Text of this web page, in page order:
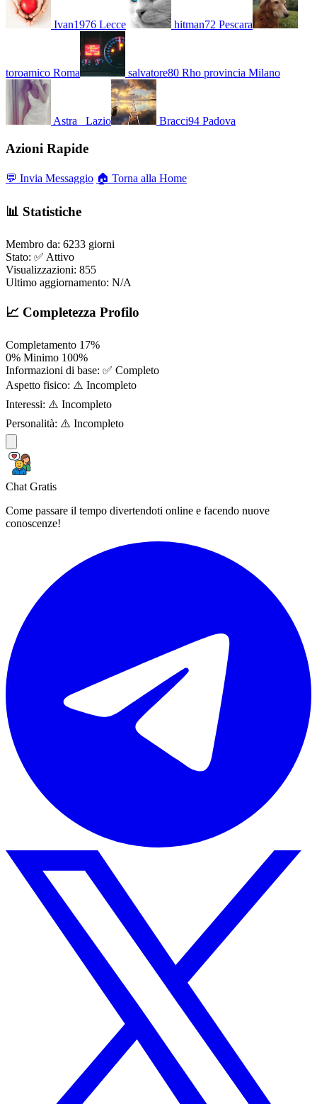
Ivan1976 Lecce hitman72 Pescara
toroamico Roma salvatore80 Rho provincia Milano
Astra_ Lazio Bracci94 Padova
Azioni Rapide
💬 Invia Messaggio 🏠 Torna alla Home
📊 Statistiche
Membro da: 6233 giorni
Stato: ✅ Attivo
Visualizzazioni: 855
Ultimo aggiornamento: N/A
📈 Completezza Profilo
Completamento 17%
0% Minimo 100%
Informazioni di base: ✅ Completo
Aspetto fisico: ⚠️ Incompleto
Interessi: ⚠️ Incompleto
Personalità: ⚠️ Incompleto
Chat Gratis
Come passare il tempo divertendoti online e facendo nuove
conoscenze!